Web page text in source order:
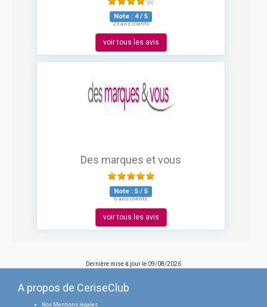
Note : 4/ 5
25 avis clients
voir tous les avis
Des marques et vous
Note : 5 / 5
6 avis clients
voir tous les avis
Dernière mise à jour le 09/08/2026
A propos de CeriseClub
Nos Mentions légales